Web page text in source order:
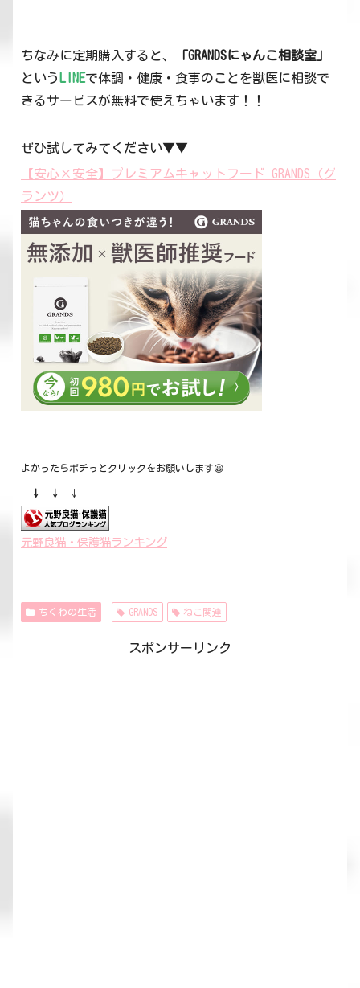
ちなみに定期購入すると、
「GRANDSにゃんこ相談室」
という LINEで体調・健康・食事のことを獣医に相談で
きるサービスが無料で使えちゃいます！！
ぜひ試してみてください▼▼
【安心×安全】プレミアムキャットフード GRANDS（グ
ランツ）
よかったらポチっとクリックをお願いします😀
↓ ↓ ↓
元野良猫・保護猫ランキング
ちくわの生活 GRANDS ねこ関連
スポンサーリンク